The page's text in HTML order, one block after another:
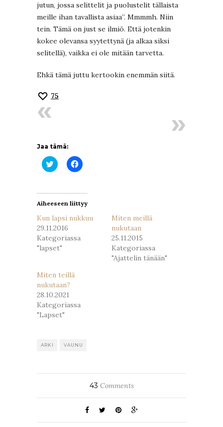
jutun, jossa selittelit ja puolustelit tällaista
meille ihan tavallista asiaa”. Mmmmh. Niin
tein. Tämä on just se ilmiö. Että jotenkin
kokee olevansa syytettynä (ja alkaa siksi
selitellä), vaikka ei ole mitään tarvetta.
Ehkä tämä juttu kertookin enemmän siitä.
75
Jaa tämä:
Jaa
Twitterissä(Avautuu
Jaa
Facebookissa(Avautuu
Aiheeseen liittyy
Kun lapsi nukkuu
29.11.2016
Kategoriassa
"lapset"
Miten meillä
nukutaan
25.11.2015
Kategoriassa
"Ajattelin tänään"
Miten teillä
nukutaan?
28.10.2021
Kategoriassa
"Lapset"
ARKI VAUNU
43 Comments